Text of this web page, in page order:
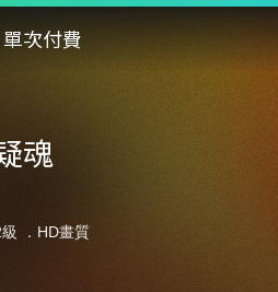
單次付費
魂
．HD畫質